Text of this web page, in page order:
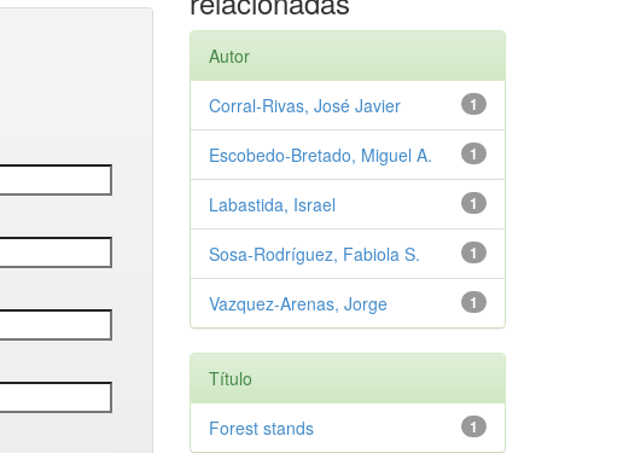
Autor
1
Corral-Rivas, José Javier
1
Escobedo-Bretado, Miguel A.
1
Labastida, Israel
1
Sosa-Rodríguez, Fabiola S.
1
Vazquez-Arenas, Jorge
Título
1
Forest stands